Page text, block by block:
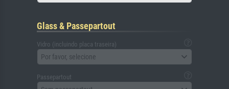
Glass & Passepartout
Vidro (incluindo placa traseira)
Por favor, selecione
Passepartout